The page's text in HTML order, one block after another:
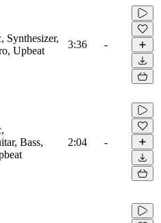
Synthesizer,
Upbeat
3:36 -
Bass,
2:04 -